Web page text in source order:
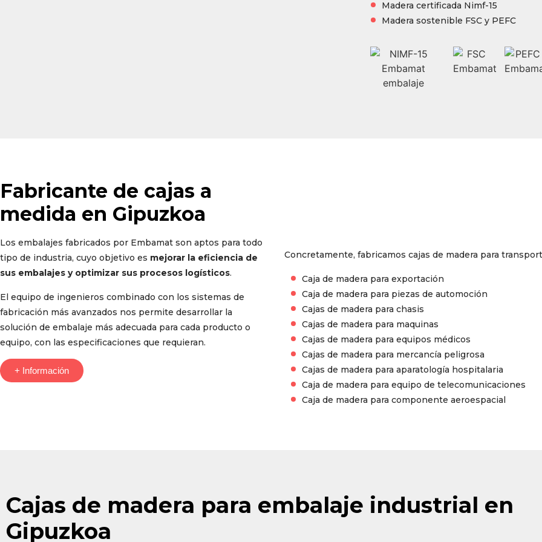
Madera certificada Nimf-15
Madera sostenible FSC y PEFC
Fabricante de cajas a
medida en Gipuzkoa
Los embalajes fabricados por Embamat son aptos para todo
tipo de industria, cuyo objetivo es mejorar la eficiencia de
sus embalajes y optimizar sus procesos logísticos.
El equipo de ingenieros combinado con los sistemas de
fabricación más avanzados nos permite desarrollar la
solución de embalaje más adecuada para cada producto o
equipo, con las especificaciones que requieran.
+ Información
Concretamente, fabricamos cajas de madera para
Caja de madera para exportación
Caja de madera para piezas de automoción
Cajas de madera para chasis
Cajas de madera para maquinas
Cajas de madera para equipos médicos
Cajas de madera para mercancía peligrosa
Cajas de madera para aparatología hospitalaria
Caja de madera para equipo de telecomunicaciones
Caja de madera para componente aeroespacial
Cajas de madera para embalaje industrial en
Gipuzkoa